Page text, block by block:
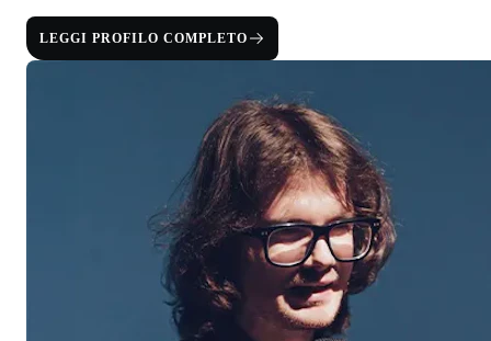
LEGGI PROFILO COMPLETO